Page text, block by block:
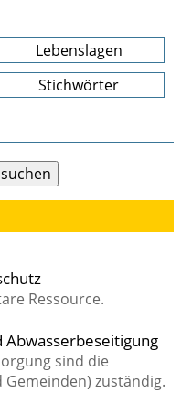
Lebenslagen
Stichwörter
Ressource.
sind die
zuständig.